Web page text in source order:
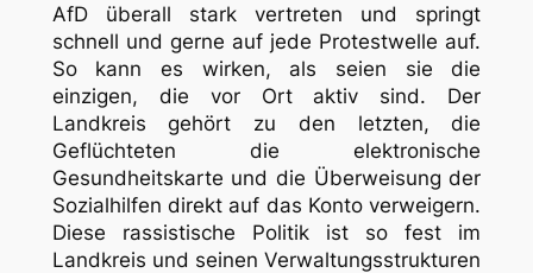
AfD überall stark vertreten und springt
schnell und gerne auf jede Protestwelle auf.
So kann es wirken, als seien sie die
einzigen, die vor Ort aktiv sind. Der
Landkreis gehört zu den letzten, die
Geflüchteten die elektronische
Gesundheitskarte und die Überweisung der
Sozialhilfen direkt auf das Konto verweigern.
Diese rassistische Politik ist so fest im
Landkreis und seinen Verwaltungsstrukturen